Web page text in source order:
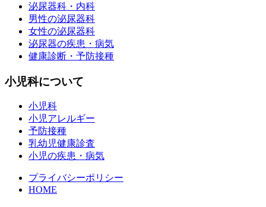
泌尿器科・内科
男性の泌尿器科
女性の泌尿器科
泌尿器の疾患・病気
健康診断・予防接種
小児科について
小児科
小児アレルギー
予防接種
乳幼児健康診査
小児の疾患・病気
プライバシーポリシー
HOME